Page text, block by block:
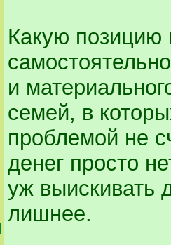
Какую позицию
и
семей, в
проблемой не
денег просто
уж выискивать
лишнее.